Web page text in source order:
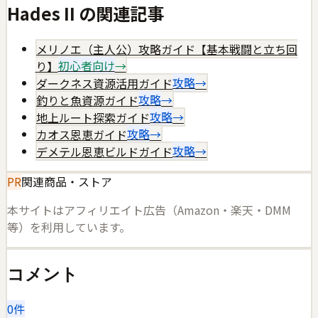
Hades II の関連記事
メリノエ（主人公）攻略ガイド【基本戦闘と立ち回
り】 初心者向け→
ダークネス資源活用ガイド攻略→
釣りと魚資源ガイド攻略→
地上ルート探索ガイド攻略→
カオス恩恵ガイド攻略→
デメテル恩恵ビルドガイド攻略→
PR関連商品・ストア
本サイトはアフィリエイト広告（Amazon・楽天・DMM
等）を利用しています。
コメント
0件